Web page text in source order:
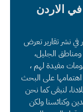
الاردن
نشر تقارير تعرض
الجليل،
مفيدة لهم ،
اهتمامها على البحث
لنبقى كما نحن
وكنائسنا ولكن